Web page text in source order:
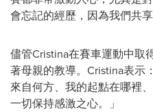
會忘記的經歷，因為我們共
儘管Cristina在賽車運動中取
著母親的教導。Cristina表示
來自何方、我的起點在哪裡
一切保持感激之心。」